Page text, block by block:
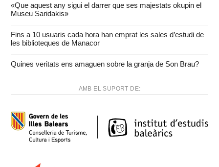
«Que aquest any sigui el darrer que ses majestats okupin el
Museu Saridakis»
Fins a 10 usuaris cada hora han emprat les sales d’estudi de
les biblioteques de Manacor
Quines veritats ens amaguen sobre la granja de Son Brau?
AMB EL SUPORT DE: